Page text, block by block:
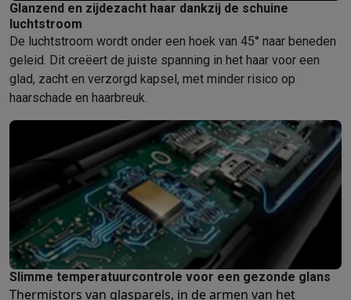
Glanzend en zijdezacht haar dankzij de schuine
luchtstroom
De luchtstroom wordt onder een hoek van 45° naar beneden
geleid. Dit creëert de juiste spanning in het haar voor een
glad, zacht en verzorgd kapsel, met minder risico op
haarschade en haarbreuk.
Slimme temperatuurcontrole voor een gezonde glans
Thermistors van glasparels, in de armen van het